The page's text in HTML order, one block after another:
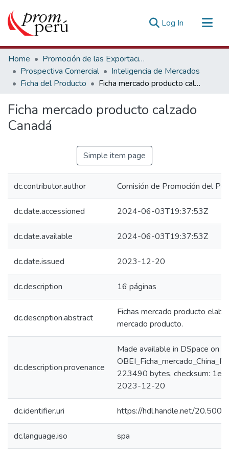
Log In (current)
Communities & Collections
All of DSpace
Statistics
Home
Promoción de las Exportaciones
Prospectiva Comercial
Inteligencia de Mercados
Ficha del Producto
Ficha mercado producto calzado Canadá
Ficha mercado producto calzado
Canadá
Simple item page
dc.contributor.author Comisión de Promoción del
dc.date.accessioned 2024-06-03T19:37:53Z
dc.date.available 2024-06-03T19:37:53Z
dc.date.issued 2023-12-20
dc.description 16 páginas
dc.description.abstract
Fichas mercado producto
mercado producto.
dc.description.provenance
Made available in DSpace on
223490 bytes, checksum:
2023-12-20
dc.identifier.uri https://hdl.handle.net/
dc.language.iso spa